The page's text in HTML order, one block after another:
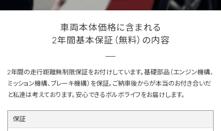
車両本体価格に含まれる
2年間基本保証（無料）の内容
2年間の走行距離無制限保証をお付けしています。基礎部品（エンジン機構、
ミッション機構、ブレーキ機構）を保証。ご納車後からが本当のお付き合いだ
と私達は考えております。安心できるボルボライフをお届けします。
保証